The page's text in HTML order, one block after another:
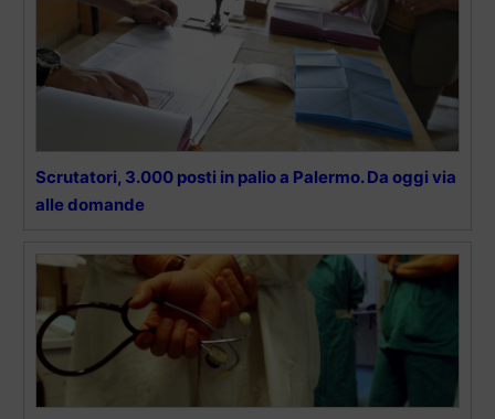
Scrutatori, 3.000 posti in palio a Palermo. Da oggi via
alle domande